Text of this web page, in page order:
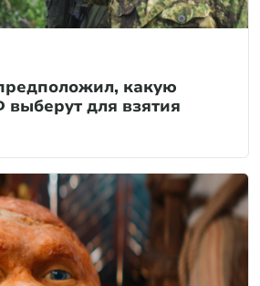
какую
выберут для взятия